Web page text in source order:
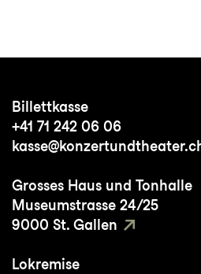
Billettkasse
+41 71 242 06 06
Grosses Haus und Tonhalle
Museumstrasse 24/25
9000 St. Gallen
Lokremise